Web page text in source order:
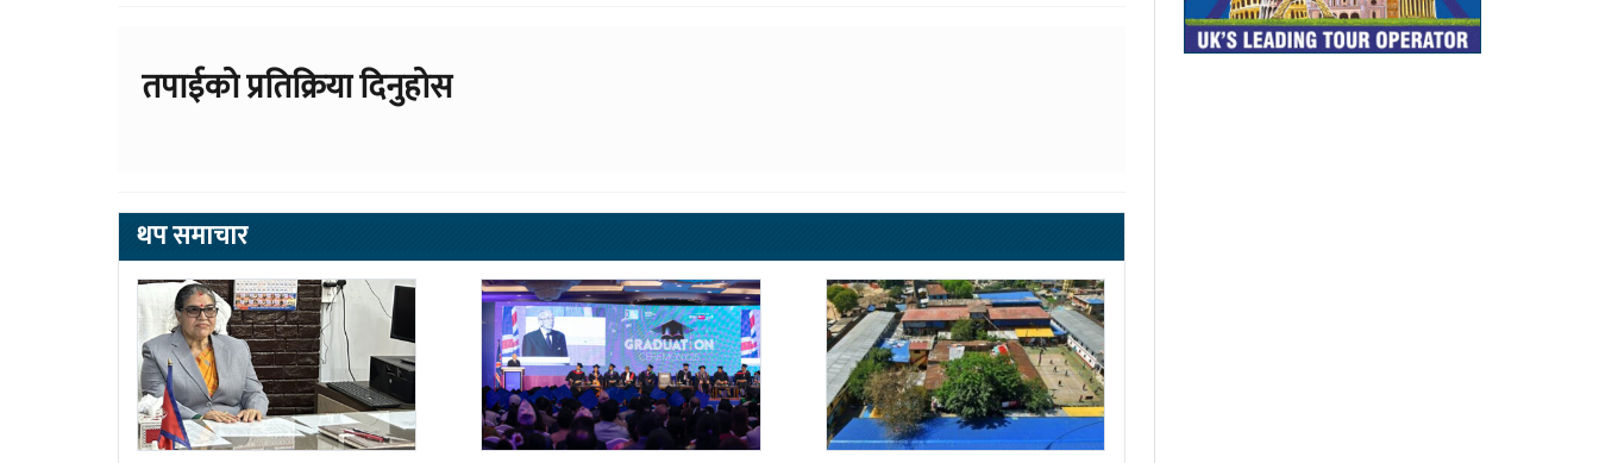
तपाईको प्रतिक्रिया दिनुहोस
थप समाचार